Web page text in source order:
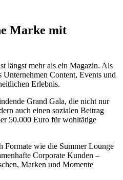
Marke mit
mehr als ein Magazin. Als
Content, Events und
Erlebnis.
Grand Gala, die nicht nur
auch einen sozialen Beitrag
50.000 Euro für wohltätige
Formate wie die Summer Lounge
Corporate Kunden –
Marken und Momente